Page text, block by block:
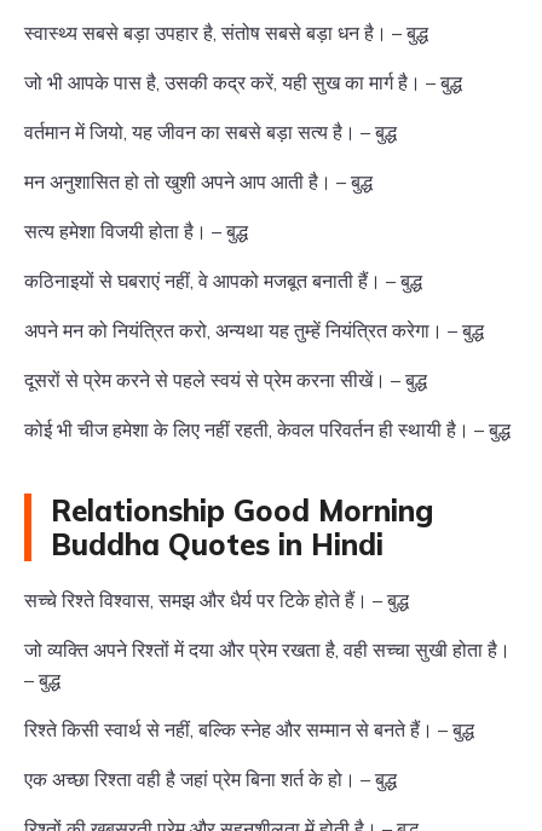
स्वास्थ्य सबसे बड़ा उपहार है, संतोष सबसे बड़ा धन है। – बुद्ध
जो भी आपके पास है, उसकी कद्र करें, यही सुख का मार्ग है। – बुद्ध
वर्तमान में जियो, यह जीवन का सबसे बड़ा सत्य है। – बुद्ध
मन अनुशासित हो तो खुशी अपने आप आती है। – बुद्ध
सत्य हमेशा विजयी होता है। – बुद्ध
कठिनाइयों से घबराएं नहीं, वे आपको मजबूत बनाती हैं। – बुद्ध
अपने मन को नियंत्रित करो, अन्यथा यह तुम्हें नियंत्रित करेगा। – बुद्ध
दूसरों से प्रेम करने से पहले स्वयं से प्रेम करना सीखें। – बुद्ध
कोई भी चीज हमेशा के लिए नहीं रहती, केवल परिवर्तन ही स्थायी है। – बुद्ध
Relationship Good Morning
Buddha Quotes in Hindi
सच्चे रिश्ते विश्वास, समझ और धैर्य पर टिके होते हैं। – बुद्ध
जो व्यक्ति अपने रिश्तों में दया और प्रेम रखता है, वही सच्चा सुखी होता है।
– बुद्ध
रिश्ते किसी स्वार्थ से नहीं, बल्कि स्नेह और सम्मान से बनते हैं। – बुद्ध
एक अच्छा रिश्ता वही है जहां प्रेम बिना शर्त के हो। – बुद्ध